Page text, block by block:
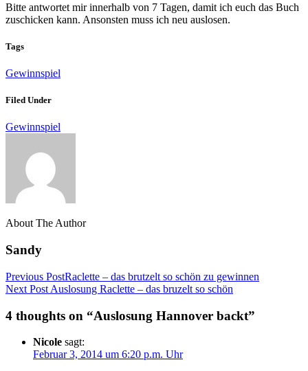
Bitte antwortet mir innerhalb von 7 Tagen, damit ich euch das Buch
zuschicken kann. Ansonsten muss ich neu auslosen.
Tags
Gewinnspiel
Filed Under
Gewinnspiel
About The Author
Sandy
Previous PostRaclette – das brutzelt so schön zu gewinnen
Next Post Auslosung Raclette – das bruzelt so schön
4 thoughts on “Auslosung Hannover backt”
Nicole sagt:
Februar 3, 2014 um 6:20 p.m. Uhr